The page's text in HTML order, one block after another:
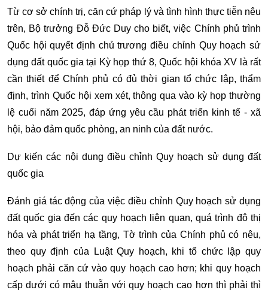
Từ cơ sở chính trị, căn cứ pháp lý và tình hình thực tiễn nêu
trên, Bộ trưởng Đỗ Đức Duy cho biết, việc Chính phủ trình
Quốc hội quyết định chủ trương điều chỉnh Quy hoạch sử
dụng đất quốc gia tại Kỳ họp thứ 8, Quốc hội khóa XV là rất
cần thiết để Chính phủ có đủ thời gian tổ chức lập, thẩm
định, trình Quốc hội xem xét, thông qua vào kỳ họp thường
lệ cuối năm 2025, đáp ứng yêu cầu phát triển kinh tế - xã
hội, bảo đảm quốc phòng, an ninh của đất nước.
Dự kiến các nội dung điều chỉnh Quy hoạch sử dụng đất
quốc gia
Đánh giá tác động của việc điều chỉnh Quy hoạch sử dụng
đất quốc gia đến các quy hoạch liên quan, quá trình đô thị
hóa và phát triển hạ tầng, Tờ trình của Chính phủ có nêu,
theo quy định của Luật Quy hoạch, khi tổ chức lập quy
hoạch phải căn cứ vào quy hoạch cao hơn; khi quy hoạch
cấp dưới có mâu thuẫn với quy hoạch cao hơn thì phải thì